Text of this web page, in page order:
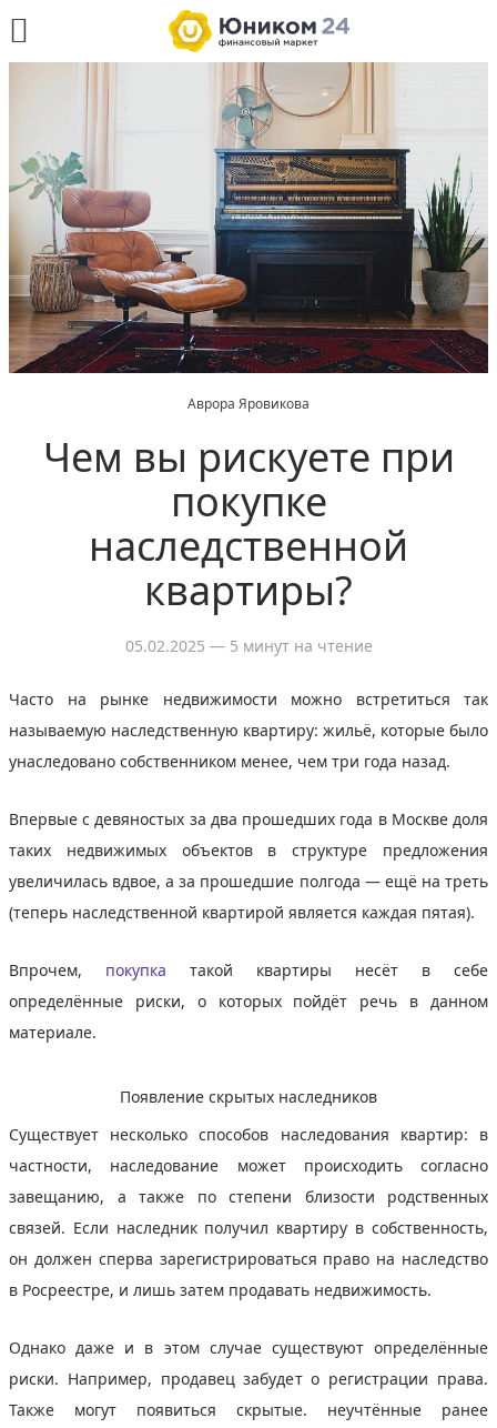
Аврора Яровикова
Чем вы рискуете при
покупке
наследственной
квартиры?
05.02.2025 — 5 минут на чтение
Часто на рынке недвижимости можно встретиться так
называемую наследственную квартиру: жильё, которые было
унаследовано собственником менее, чем три года назад.
Впервые с девяностых за два прошедших года в Москве доля
таких недвижимых объектов в структуре предложения
увеличилась вдвое, а за прошедшие полгода — ещё на треть
(теперь наследственной квартирой является каждая пятая).
Впрочем, покупка такой квартиры несёт в себе
определённые риски, о которых пойдёт речь в данном
материале.
Появление скрытых наследников
Существует несколько способов наследования квартир: в
частности, наследование может происходить согласно
завещанию, а также по степени близости родственных
связей. Если наследник получил квартиру в собственность,
он должен сперва зарегистрироваться право на наследство
в Росреестре, и лишь затем продавать недвижимость.
Однако даже и в этом случае существуют определённые
риски. Например, продавец забудет о регистрации права.
Также могут появиться скрытые. неучтённые ранее